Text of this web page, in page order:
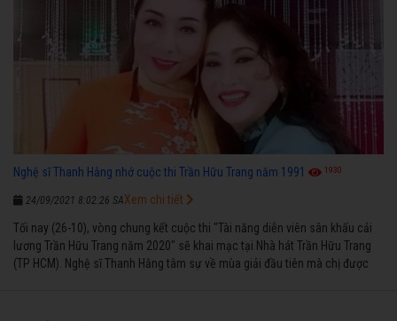
Nghệ sĩ Thanh Hằng nhớ cuộc thi Trần Hữu Trang năm 1991 1930
24/09/2021 8:02:26 SA
Tối nay (26-10), vòng chung kết cuộc thi "Tài năng diễn viên sân khấu cải
lương Trần Hữu Trang năm 2020" sẽ khai mạc tại Nhà hát Trần Hữu Trang
(TP HCM). Nghệ sĩ Thanh Hằng tâm sự về mùa giải đầu tiên mà chị được
Xem chi tiết